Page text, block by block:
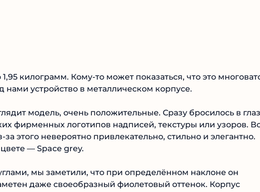
килограмм. Кому-то может показаться, что это
нами устройство в металлическом корпусе.
модель, очень положительные. Сразу бросилось в
фирменных логотипов надписей, текстуры или узоров.
этого невероятно привлекательно, стильно и элегантно.
— Space grey.
мы заметили, что при определённом наклоне он
даже своеобразный фиолетовый оттенок. Корпус